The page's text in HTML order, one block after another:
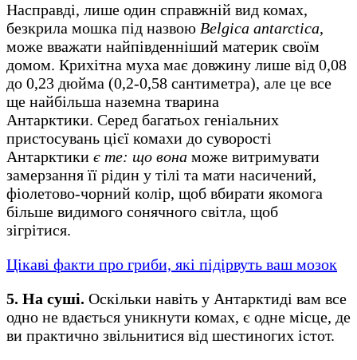
Насправді, лише один справжній вид комах,
безкрила мошка під назвою Belgica antarctica,
може вважати найпівденніший материк своїм
домом. Крихітна муха має довжину лише від 0,08
до 0,23 дюйма (0,2-0,58 сантиметра), але це все
ще найбільша наземна тварина
Антарктики. Серед багатьох геніальних
пристосувань цієї комахи до суворості
Антарктики є те: що вона може витримувати
замерзання її рідин у тілі та мати насичений,
фіолетово-чорний колір, щоб вбирати якомога
більше видимого сонячного світла, щоб
зігрітися.
Цікаві факти про гриби, які підірвуть ваш мозок
5. На суші. Оскільки навіть у Антарктиді вам все
одно не вдається уникнути комах, є одне місце, де
ви практично звільнитися від шестиногих істот.